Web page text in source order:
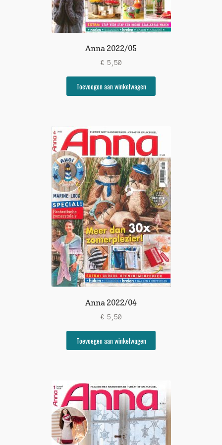
Anna 2022/05
€ 5,50
Toevoegen aan winkelwagen
Anna 2022/04
€ 5,50
Toevoegen aan winkelwagen